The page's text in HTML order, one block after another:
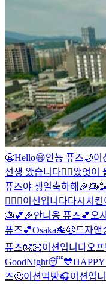
😬Hello😄안뇽 퓨즈🌙이
선생 왔습니다❤️‍🔥왔엇이
퓨즈야 생일축하해
❤️‍🔥 😬이션입니다다시 치킨
🎂💕🎉안니옹 퓨즈💕 오
퓨즈💕Osaka🐙😬드자앤
퓨즈👐🏻이션입니다오
GoodNight😴
즈🙂이션먹빵🎧이션입